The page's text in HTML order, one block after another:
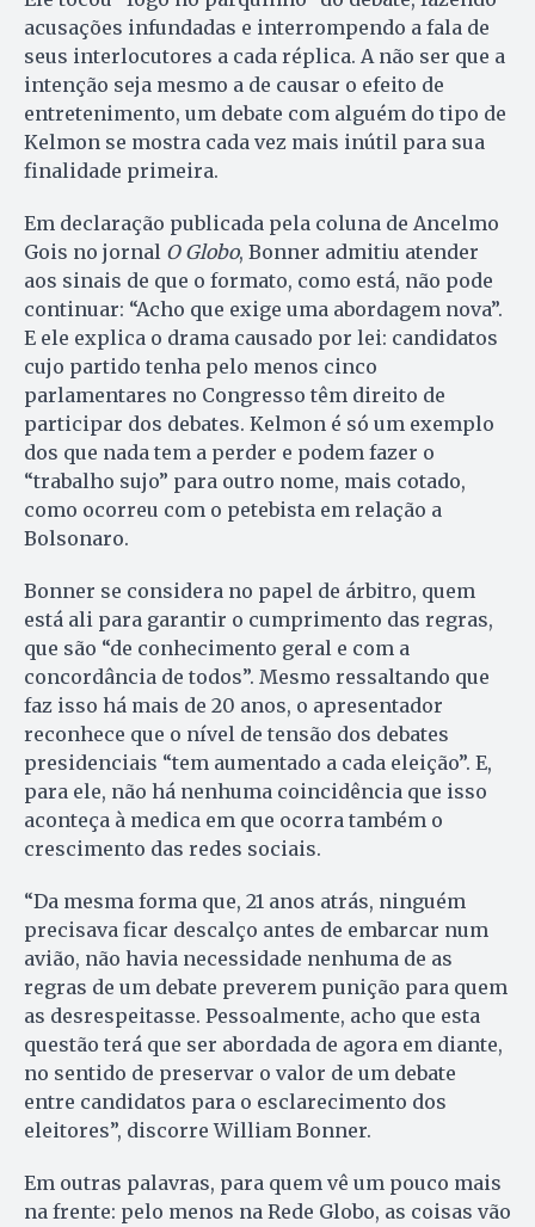
acusações infundadas e interrompendo a fala de
seus interlocutores a cada réplica. A não ser que a
intenção seja mesmo a de causar o efeito de
entretenimento, um debate com alguém do tipo de
Kelmon se mostra cada vez mais inútil para sua
finalidade primeira.
Em declaração publicada pela coluna de Ancelmo
Gois no jornal O Globo, Bonner admitiu atender
aos sinais de que o formato, como está, não pode
continuar: “Acho que exige uma abordagem nova”.
E ele explica o drama causado por lei: candidatos
cujo partido tenha pelo menos cinco
parlamentares no Congresso têm direito de
participar dos debates. Kelmon é só um exemplo
dos que nada tem a perder e podem fazer o
“trabalho sujo” para outro nome, mais cotado,
como ocorreu com o petebista em relação a
Bolsonaro.
Bonner se considera no papel de árbitro, quem
está ali para garantir o cumprimento das regras,
que são “de conhecimento geral e com a
concordância de todos”. Mesmo ressaltando que
faz isso há mais de 20 anos, o apresentador
reconhece que o nível de tensão dos debates
presidenciais “tem aumentado a cada eleição”. E,
para ele, não há nenhuma coincidência que isso
aconteça à medica em que ocorra também o
crescimento das redes sociais.
“Da mesma forma que, 21 anos atrás, ninguém
precisava ficar descalço antes de embarcar num
avião, não havia necessidade nenhuma de as
regras de um debate preverem punição para quem
as desrespeitasse. Pessoalmente, acho que esta
questão terá que ser abordada de agora em diante,
no sentido de preservar o valor de um debate
entre candidatos para o esclarecimento dos
eleitores”, discorre William Bonner.
Em outras palavras, para quem vê um pouco mais
na frente: pelo menos na Rede Globo, as coisas vão